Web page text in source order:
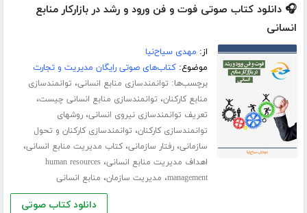
🎧 دانلود کتاب صوتی فوت و فن ورود و رشد در بازارکار منابع
انسانی
از: مهدی سیاح‌نیا
موضوع:کتاب‌های صوتی رایگان مدیریت و تجارت
برچسب‌ها: توانمندسازی منابع انسانی، توانمندسازی
منابع کارکنان، توانمندسازی منابع انسانی چیست،
تعریف توانمندسازی نیروی انسانی،روشهای
توانمندسازی کارکنان، توانمندسازی کارکنان و تحول
سازمانی،رفتار سازمانی،کتاب مدیریت منابع انسانی،
اهداف مدیریت منابع انسانی،human resources
management، مدیریت سازمان، منابع انسانی
دانلود کتاب صوتی